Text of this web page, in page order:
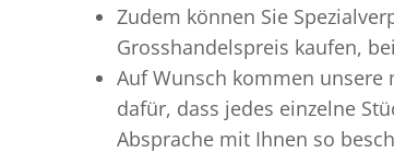
Zudem können Sie
Grosshandelspreis kaufen,
Auf Wunsch kommen unsere
dafür, dass jedes einzelne
Absprache mit Ihnen so